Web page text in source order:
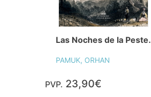
Las Noches de la Peste.
PAMUK, ORHAN
PVP. 23,90€